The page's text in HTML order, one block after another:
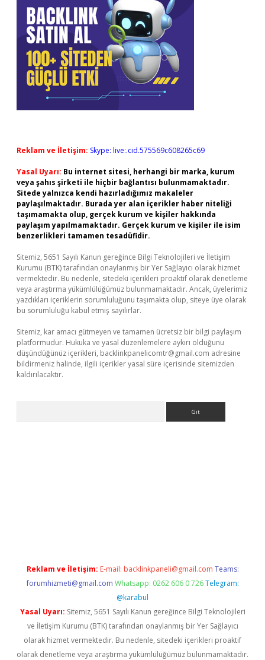
Reklam ve İletişim: Skype: live:.cid.575569c608265c69
Yasal Uyarı: Bu internet sitesi, herhangi bir marka, kurum
veya şahıs şirketi ile hiçbir bağlantısı bulunmamaktadır.
Sitede yalnızca kendi hazırladığımız makaleler
paylaşılmaktadır. Burada yer alan içerikler haber niteliği
taşımamakta olup, gerçek kurum ve kişiler hakkında
paylaşım yapılmamaktadır. Gerçek kurum ve kişiler ile isim
benzerlikleri tamamen tesadüfidir.
Sitemiz, 5651 Sayılı Kanun gereğince Bilgi Teknolojileri ve İletişim
Kurumu (BTK) tarafından onaylanmış bir Yer Sağlayıcı olarak hizmet
vermektedir. Bu nedenle, sitedeki içerikleri proaktif olarak denetleme
veya araştırma yükümlülüğümüz bulunmamaktadır. Ancak, üyelerimiz
yazdıkları içeriklerin sorumluluğunu taşımakta olup, siteye üye olarak
bu sorumluluğu kabul etmiş sayılırlar.
Sitemiz, kar amacı gütmeyen ve tamamen ücretsiz bir bilgi paylaşım
platformudur. Hukuka ve yasal düzenlemelere aykırı olduğunu
düşündüğünüz içerikleri, backlinkpanelicomtr@gmail.com adresine
bildirmeniz halinde, ilgili içerikler yasal süre içerisinde sitemizden
kaldırılacaktır.
Reklam ve İletişim: E-mail: backlinkpaneli@gmail.com Teams:
forumhizmeti@gmail.com Whatsapp: 0262 606 0 726 Telegram:
@karabul
Yasal Uyarı: Sitemiz, 5651 Sayılı Kanun gereğince Bilgi Teknolojileri
ve İletişim Kurumu (BTK) tarafından onaylanmış bir Yer Sağlayıcı
olarak hizmet vermektedir. Bu nedenle, sitedeki içerikleri proaktif
olarak denetleme veya araştırma yükümlülüğümüz bulunmamaktadır.